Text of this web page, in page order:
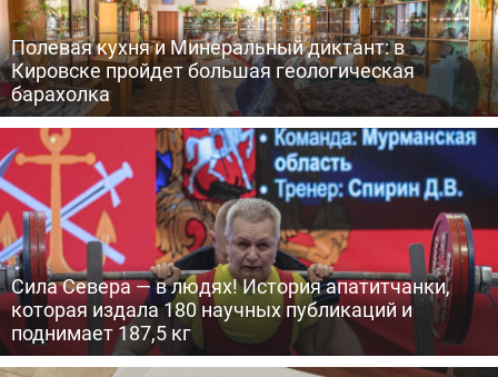
Полевая кухня и Минеральный диктант: в
Кировске пройдет большая геологическая
барахолка
Сила Севера — в людях! История апатитчанки,
которая издала 180 научных публикаций и
поднимает 187,5 кг